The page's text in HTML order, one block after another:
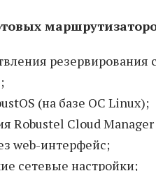
резервирования
(на базе ОС Linux);
Robustel Cloud
web-интерфейс;
сетевые настройки;